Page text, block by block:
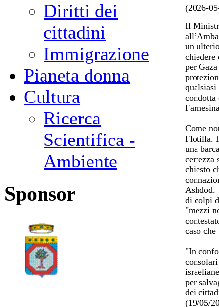
Diritti dei
cittadini
Immigrazione
Pianeta donna
Cultura
Ricerca
Scientifica -
Ambiente
Sponsor
(2026-
Il
un
per
qualsiasi
condotta
Come
Flotilla.
una
certezza
chiesto
Ashdod.
di colpi
"mezzi
caso
"In
per
dei
(19/05/